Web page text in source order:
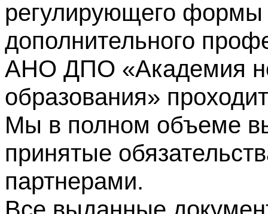
регулирующего формы
дополнительного
АНО ДПО «Академия
образования»
Мы в полном объеме
принятые
партнерами.